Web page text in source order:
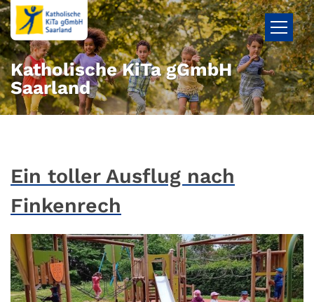
Zum Inhalt springen
Katholische KiTa gGmbH
Saarland
Ein toller Ausflug nach
Finkenrech